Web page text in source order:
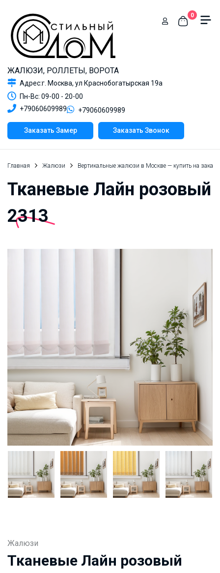
ЖАЛЮЗИ, РОЛЛЕТЫ, ВОРОТА
Адрес:г. Москва, ул Краснобогатырская 19а
Пн-Вс: 09-00 - 20-00
+79060609989
+79060609989
Заказать Замер Заказать Звонок
0
Главная Жалюзи Вертикальные жалюзи в Москве — купить на заказ
Тканевые Лайн розовый
2313
Жалюзи
Тканевые Лайн розовый